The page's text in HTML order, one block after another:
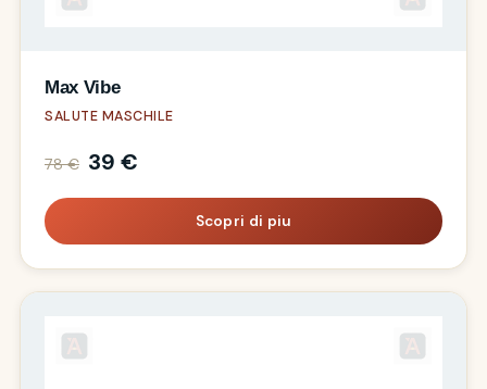
Max Vibe
SALUTE MASCHILE
78 € 39 €
Scopri di piu